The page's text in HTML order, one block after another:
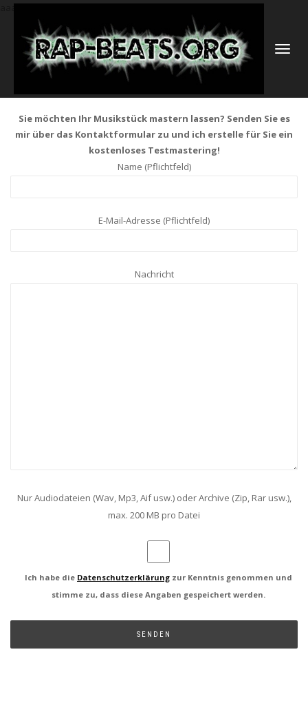
aaa
Sie möchten Ihr Musikstück mastern lassen? Senden Sie es
mir über das Kontaktformular zu und ich erstelle für Sie ein
kostenloses Testmastering!
Name (Pflichtfeld)
E-Mail-Adresse (Pflichtfeld)
Nachricht
Nur Audiodateien (Wav, Mp3, Aif usw.) oder Archive (Zip, Rar usw.),
max. 200 MB pro Datei
Ich habe die Datenschutzerklärung zur Kenntnis genommen und
stimme zu, dass diese Angaben gespeichert werden.